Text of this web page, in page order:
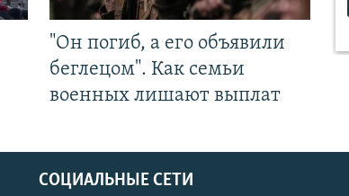
"Он погиб, а его объявили
беглецом". Как семьи
военных лишают выплат
СОЦИАЛЬНЫЕ СЕТИ